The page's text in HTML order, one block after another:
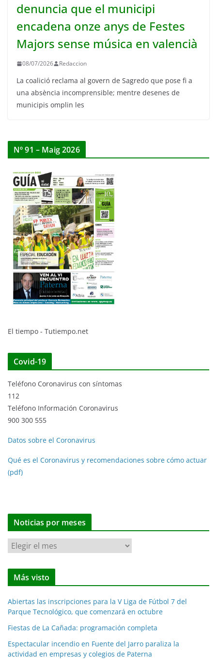
denuncia que el municipi
encadena onze anys de Festes
Majors sense música en valencià
08/07/2026 Redaccion
La coalició reclama al govern de Sagredo que pose fi a
una absència incomprensible; mentre desenes de
municipis omplin les
Nº 91 – Maig 2026
El tiempo - Tutiempo.net
Covid-19
Teléfono Coronavirus con síntomas
112
Teléfono Información Coronavirus
900 300 555
Datos sobre el Coronavirus
Qué es el Coronavirus y recomendaciones sobre cómo actuar
(pdf)
Noticias por meses
N
o
t
i
a
s
p
o
Más visto
Abiertas las inscripciones para la V Liga de Fútbol 7 del
Parque Tecnológico, que comenzará en octubre
Fiestas de La Cañada: programación completa
Espectacular incendio en Fuente del Jarro paraliza la
actividad en empresas y colegios de Paterna